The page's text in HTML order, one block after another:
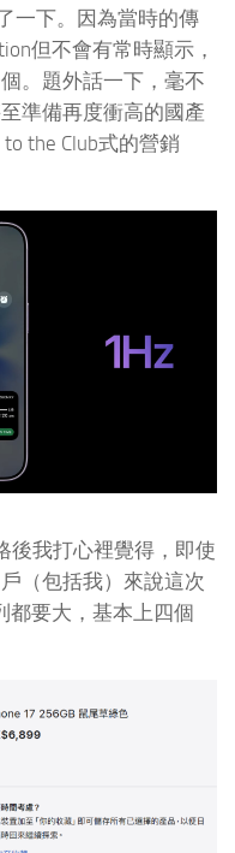
一下。因為當時的傳
但不會有常時顯示，
。題外話一下，毫不
準備再度衝高的國產
the Club式的營銷
我打心裡覺得，即使
（包括我）來說這次
都要大，基本上四個